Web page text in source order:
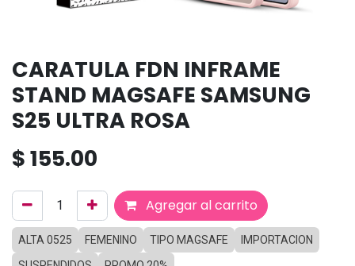
CARATULA FDN INFRAME
STAND MAGSAFE SAMSUNG
S25 ULTRA ROSA
$155.00
Agregar al carrito
ALTA 0525 FEMENINO TIPO MAGSAFE
IMPORTACION